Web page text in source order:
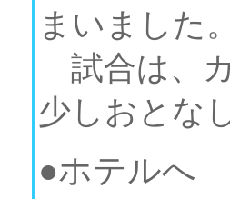
まいました
試合は、
少しおとな
●ホテルへ